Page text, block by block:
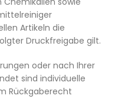
Artikeln die
Druckfreigabe gilt.
oder nach Ihrer
sind individuelle
Rückgaberecht